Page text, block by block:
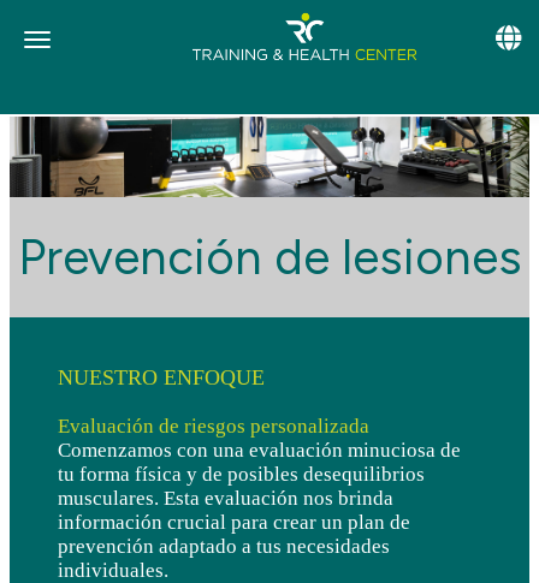
Toggle navigation
Prevención de lesiones
NUESTRO ENFOQUE
Evaluación de riesgos personalizada
Comenzamos con una evaluación minuciosa de
tu forma física y de posibles desequilibrios
musculares. Esta evaluación nos brinda
información crucial para crear un plan de
prevención adaptado a tus necesidades
individuales.